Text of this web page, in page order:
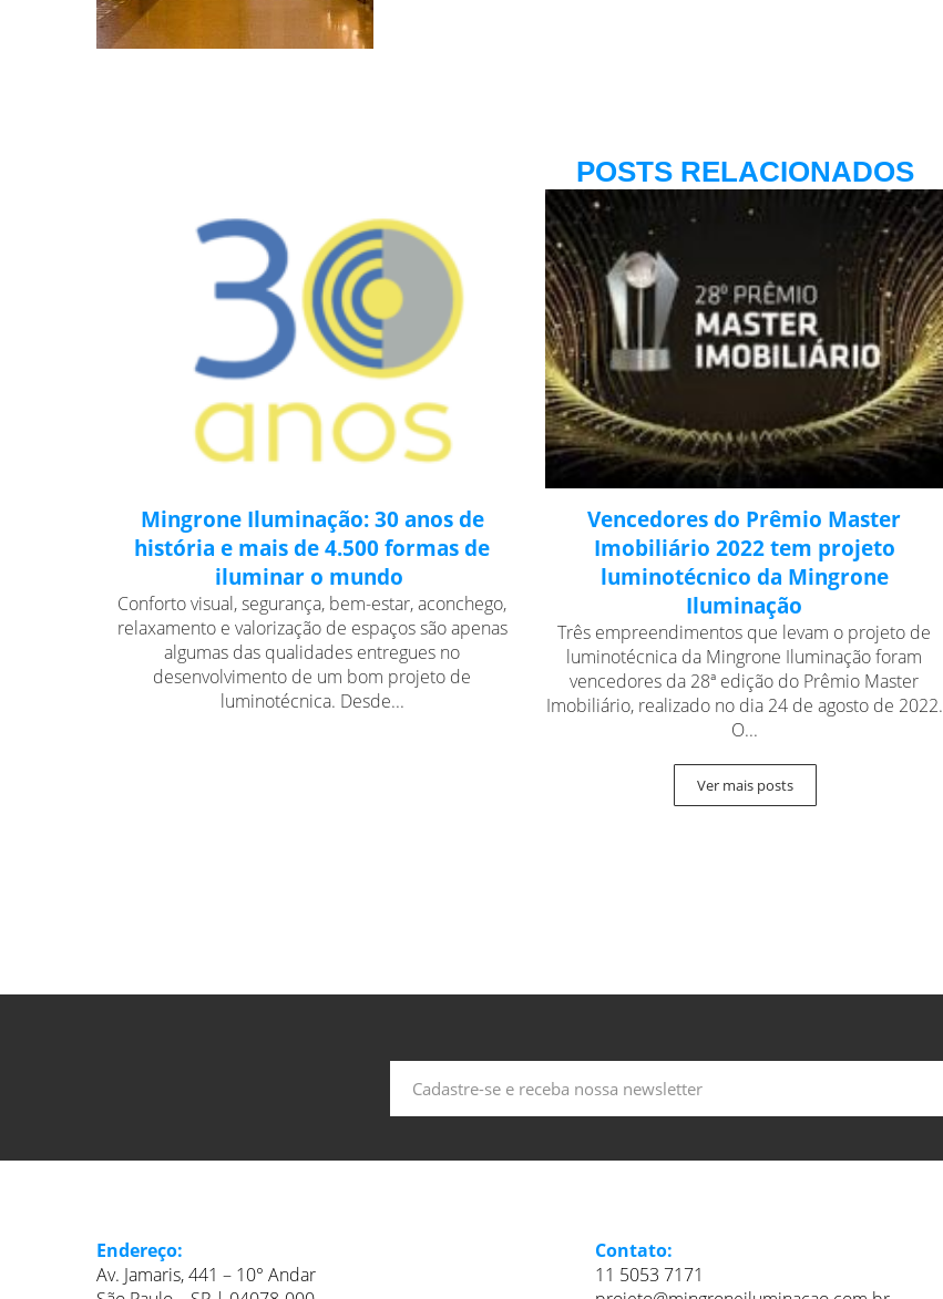
POSTS RELACIONADOS
Mingrone Iluminação: 30 anos de
história e mais de 4.500 formas de
iluminar o mundo
Conforto visual, segurança, bem-estar, aconchego,
relaxamento e valorização de espaços são apenas
algumas das qualidades entregues no
desenvolvimento de um bom projeto de
luminotécnica. Desde...
Vencedores do Prêmio Master
Imobiliário 2022 tem projeto
luminotécnico da Mingrone
Iluminação
Três empreendimentos que levam o projeto de
luminotécnica da Mingrone Iluminação foram
vencedores da 28ª edição do Prêmio Master
Imobiliário, realizado no dia 24 de agosto de 2022.
O...
Ver mais posts
Endereço:
Av. Jamaris, 441 – 10° Andar
Contato:
11 5053 7171